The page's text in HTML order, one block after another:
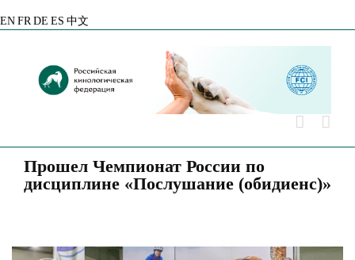
EN FR DE ES 中文
Прошел Чемпионат России по
дисциплине «Послушание (обидиенс)»
View